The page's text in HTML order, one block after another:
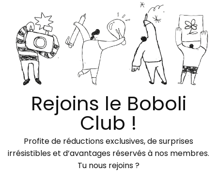
Rejoins le Boboli
Club !
Profite de réductions exclusives, de surprises
irrésistibles et d’avantages réservés à nos membres.
Tu nous rejoins ?